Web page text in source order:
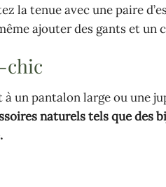
la tenue avec une paire
ajouter des gants et
chic
à un pantalon large ou une
naturels tels que des